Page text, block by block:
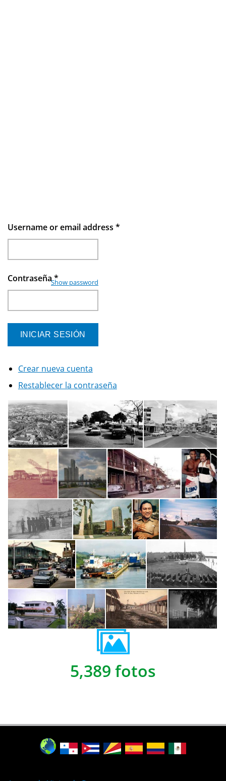
Username or email address *
Contraseña*
Show password
Crear nueva cuenta
Restablecer la contraseña
5,389 fotos